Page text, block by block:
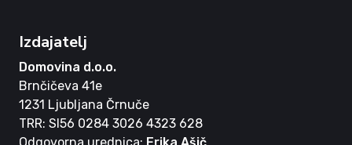
Izdajatelj
Domovina d.o.o.
Brnčičeva 41e
1231 Ljubljana Črnuče
TRR: SI56 0284 3026 4323 628